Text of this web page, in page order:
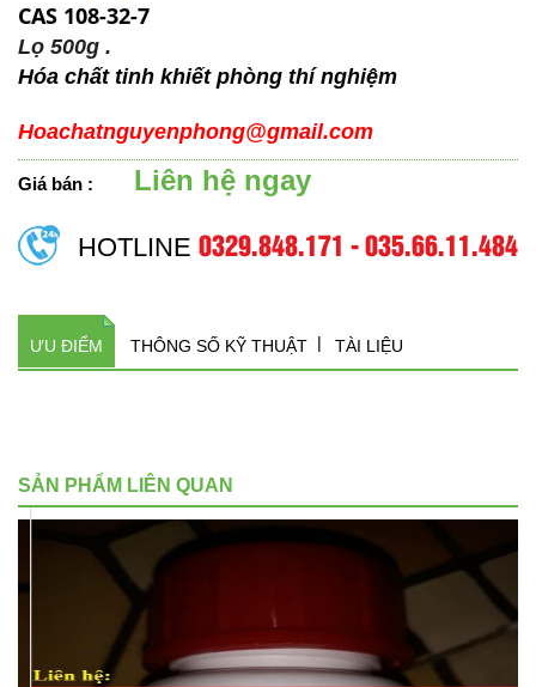
CAS 108-32-7
Lọ 500g .
Hóa chất tinh khiết phòng thí nghiệm
Hoachatnguyenphong@gmail.com
Giá bán : Liên hệ ngay
HOTLINE 0329.848.171 - 035.66.11.484
ƯU ĐIỂM THÔNG SỐ KỸ THUẬT TÀI LIỆU
SẢN PHẨM LIÊN QUAN